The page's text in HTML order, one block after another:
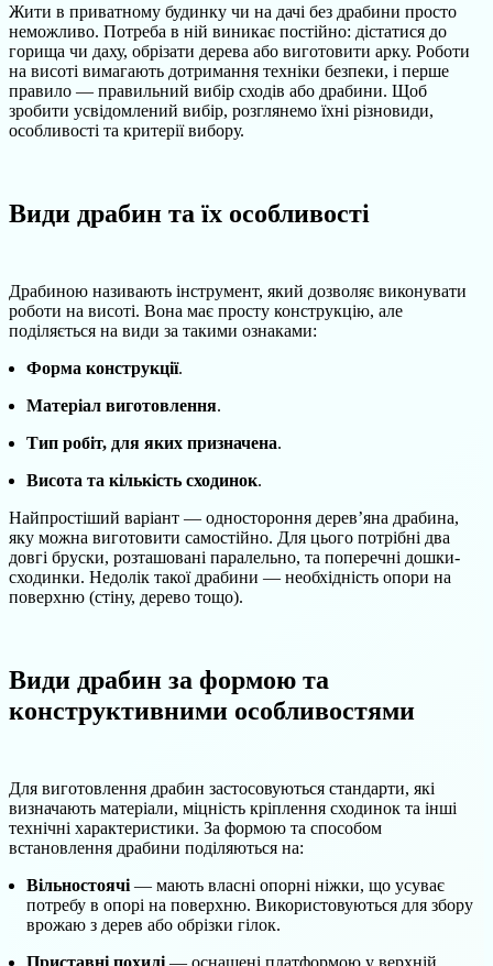
Жити в приватному будинку чи на дачі без драбини просто
неможливо. Потреба в ній виникає постійно: дістатися до
горища чи даху, обрізати дерева або виготовити арку. Роботи
на висоті вимагають дотримання техніки безпеки, і перше
правило — правильний вибір сходів або драбини. Щоб
зробити усвідомлений вибір, розглянемо їхні різновиди,
особливості та критерії вибору.
Види драбин та їх особливості
Драбиною називають інструмент, який дозволяє виконувати
роботи на висоті. Вона має просту конструкцію, але
поділяється на види за такими ознаками:
Форма конструкції.
Матеріал виготовлення.
Тип робіт, для яких призначена.
Висота та кількість сходинок.
Найпростіший варіант — одностороння дерев’яна драбина,
яку можна виготовити самостійно. Для цього потрібні два
довгі бруски, розташовані паралельно, та поперечні дошки-
сходинки. Недолік такої драбини — необхідність опори на
поверхню (стіну, дерево тощо).
Види драбин за формою та
конструктивними особливостями
Для виготовлення драбин застосовуються стандарти, які
визначають матеріали, міцність кріплення сходинок та інші
технічні характеристики. За формою та способом
встановлення драбини поділяються на:
Вільностоячі — мають власні опорні ніжки, що усуває
потребу в опорі на поверхню. Використовуються для збору
врожаю з дерев або обрізки гілок.
Приставні похилі — оснащені платформою у верхній